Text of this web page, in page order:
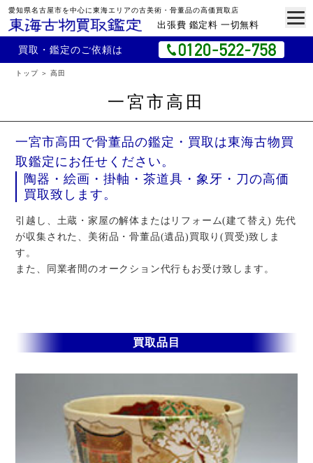
愛知県名古屋市を中心に東海エリアの古美術・骨董品の高価買取店
出張費 鑑定料 一切無料
買取・鑑定のご依頼は
トップ 高田
一宮市高田
一宮市高田で骨董品の鑑定・買取は東海古物買
取鑑定にお任せください。
陶器・絵画・掛軸・茶道具・象牙・刀の高価
買取致します。
引越し、土蔵・家屋の解体またはリフォーム(建て替え) 先代
が収集された、美術品・骨董品(遺品)買取り(買受)致しま
す。
また、同業者間のオークション代行もお受け致します。
買取品目